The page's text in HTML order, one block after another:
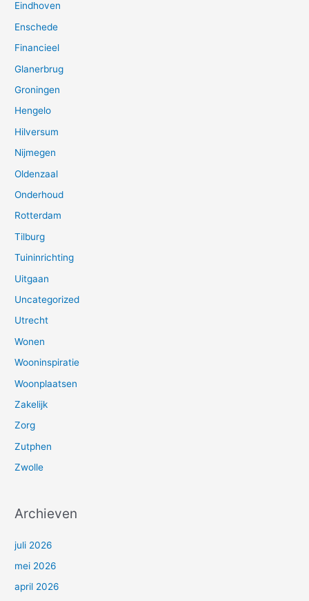
Eindhoven
Enschede
Financieel
Glanerbrug
Groningen
Hengelo
Hilversum
Nijmegen
Oldenzaal
Onderhoud
Rotterdam
Tilburg
Tuininrichting
Uitgaan
Uncategorized
Utrecht
Wonen
Wooninspiratie
Woonplaatsen
Zakelijk
Zorg
Zutphen
Zwolle
Archieven
juli 2026
mei 2026
april 2026